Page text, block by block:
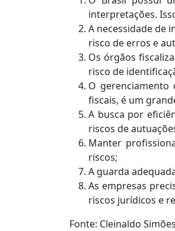
interpretações.
A necessidade de
risco de erros e
Os órgãos
risco de
O gerenciamento
fiscais, é um
A busca por
riscos de
Manter
riscos;
A guarda
As empresas
riscos jurídicos e
Fonte: Cleinaldo